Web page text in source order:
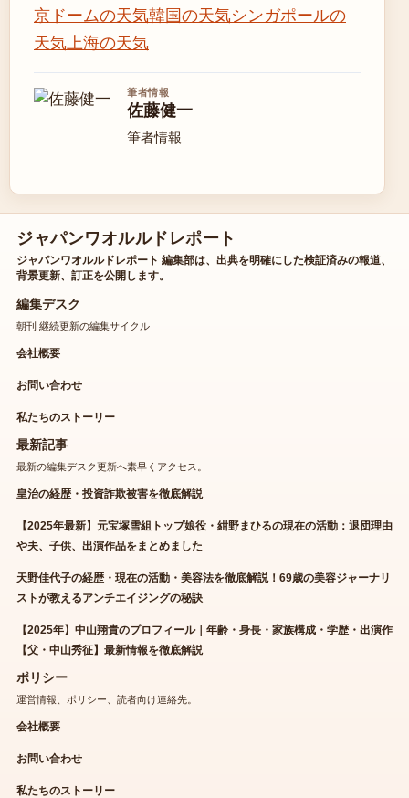
京ドームの天気韓国の天気シンガポールの
天気上海の天気
筆者情報
佐藤健一
筆者情報
ジャパンワオルルドレポート
ジャパンワオルルドレポート 編集部は、出典を明確にした検証済みの報道、
背景更新、訂正を公開します。
編集デスク
朝刊 継続更新の編集サイクル
会社概要
お問い合わせ
私たちのストーリー
最新記事
最新の編集デスク更新へ素早くアクセス。
皇治の経歴・投資詐欺被害を徹底解説
【2025年最新】元宝塚雪組トップ娘役・紺野まひるの現在の活動：退団理由
や夫、子供、出演作品をまとめました
天野佳代子の経歴・現在の活動・美容法を徹底解説！69歳の美容ジャーナリ
ストが教えるアンチエイジングの秘訣
【2025年】中山翔貴のプロフィール｜年齢・身長・家族構成・学歴・出演作
【父・中山秀征】最新情報を徹底解説
ポリシー
運営情報、ポリシー、読者向け連絡先。
会社概要
お問い合わせ
私たちのストーリー